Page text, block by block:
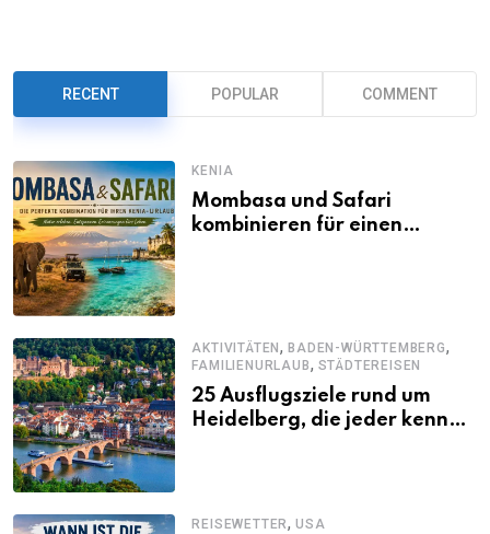
RECENT POPULAR COMMENT
KENIA
Mombasa und Safari
kombinieren für einen
AKTIVITÄTEN,BADEN-WÜRTTEMBERG,
FAMILIENURLAUB, STÄDTEREISEN
25 Ausflugsziele rund um
Heidelberg, die jeder kennen
REISEWETTER,USA